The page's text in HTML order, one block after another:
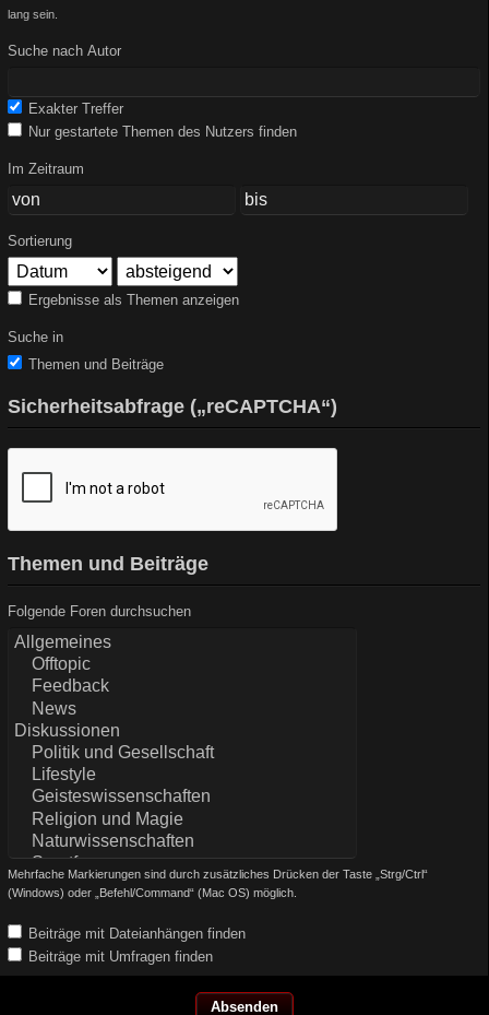
lang sein.
Suche nach Autor
Exakter Treffer
Nur gestartete Themen des Nutzers finden
Im Zeitraum
Sortierung
Ergebnisse als Themen anzeigen
Suche in
Themen und Beiträge
Sicherheitsabfrage („reCAPTCHA“)
Themen und Beiträge
Folgende Foren durchsuchen
Mehrfache Markierungen sind durch zusätzliches Drücken der Taste „Strg/Ctrl“
(Windows) oder „Befehl/Command“ (Mac OS) möglich.
Beiträge mit Dateianhängen finden
Beiträge mit Umfragen finden